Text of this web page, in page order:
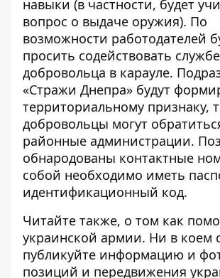
навыки (в частности, будет
вопрос о выдаче оружия). По
возможности работодателей
просить содействовать службе
добровольца в карауле.
«Стражи Днепра» будут
территориальному признаку,
добровольцы могут
районные администрации.
обнародованы контактные
собой необходимо иметь
идентификационный код.
Читайте также, о том как
украинской армии. Ни в коем
публикуйте информацию и
позиций и передвижения